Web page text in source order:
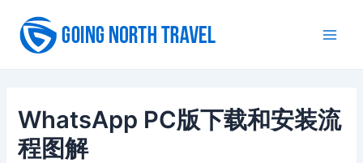
content
WhatsApp PC版下载和安装流
程图解